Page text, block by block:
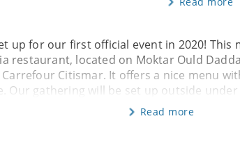
up for our first official event in 2020! This
restaurant, located on Moktar Ould
Carrefour Citismar. It offers a nice menu
Our gathering will be set up outside
Read more